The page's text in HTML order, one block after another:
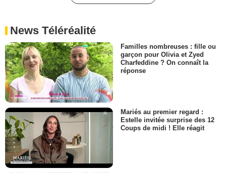
News Téléréalité
Familles nombreuses : fille ou
garçon pour Olivia et Zyed
Charfeddine ? On connaît la
réponse
Mariés au premier regard :
Estelle invitée surprise des 12
Coups de midi ! Elle réagit